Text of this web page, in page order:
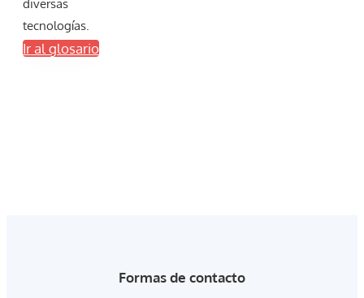
diversas
tecnologías.
Ir al glosario
Formas de contacto